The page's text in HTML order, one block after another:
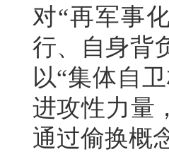
对“再军事
行、自身背
以“集体自
进攻性力量
通过偷换概